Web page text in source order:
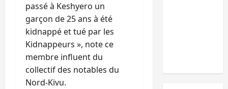
passé à Keshyero un
garçon de 25 ans à été
kidnappé et tué par les
Kidnappeurs », note ce
membre influent du
collectif des notables du
Nord-Kivu.